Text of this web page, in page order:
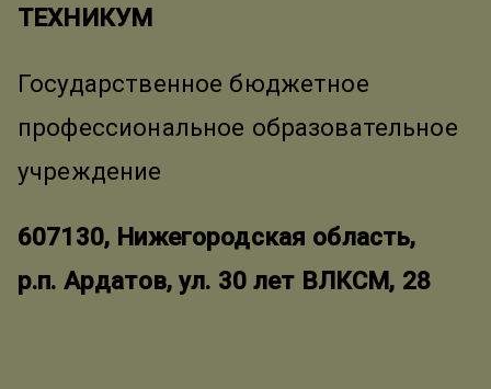
ТЕХНИКУМ
Государственное бюджетное
профессиональное образовательное
учреждение
607130, Нижегородская область,
р.п. Ардатов, ул. 30 лет ВЛКСМ, 28